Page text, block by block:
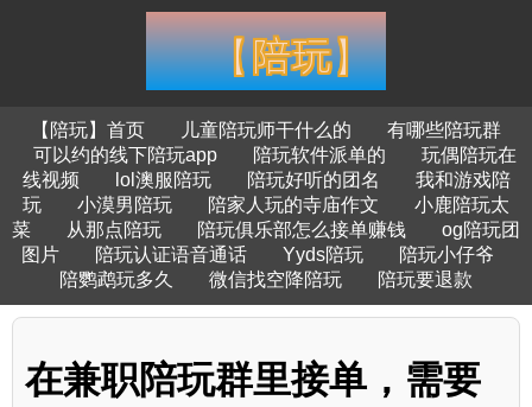
【陪玩】首页 儿童陪玩师干什么的
有哪些陪玩群
可以约的线下陪玩app
陪玩软件派单的
玩偶陪玩在
线视频
lol澳服陪玩 陪玩好听的团名
我和游戏陪
玩
小漠男陪玩 陪家人玩的寺庙作文
小鹿陪玩太
菜
从那点陪玩 陪玩俱乐部怎么接单赚钱
og陪玩团
图片
陪玩认证语音通话 Yyds陪玩
陪玩小仔爷
陪鹦鹉玩多久
微信找空降陪玩 陪玩要退款
在兼职陪玩群里接单，需要